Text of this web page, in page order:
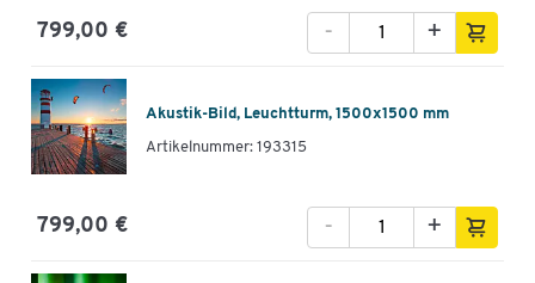
799,00 € +
-
Akustik-Bild, Leuchtturm, 1500x1500 mm
Artikelnummer: 193315
799,00 € +
-